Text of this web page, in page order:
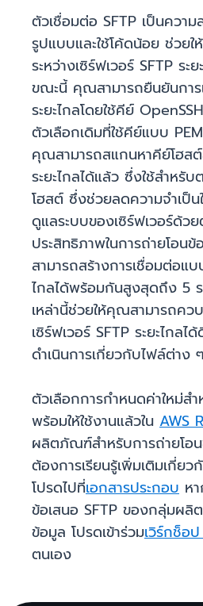
ตัวเชื่อมต่อ SFTP เป็นควา
รูปแบบและใช้โค้ดน้อย ช่วย
ระหว่างเซิร์ฟเวอร์ SFTP ร
ขณะนี้ คุณสามารถยืนยันการ
ระยะไกลโดยใช้คีย์
ตัวเลือกเดิมที่ใช้คีย์แบบ
คุณสามารถสแกนหาคีย์โฮสต์
ระยะไกลได้แล้ว ซึ่งใช้สำหรั
โฮสต์ ซึ่งช่วยลดความจำเป็
ดูแลระบบของเซิร์ฟเวอร์ด้ว
ประสิทธิภาพในการถ่ายโอน
สามารถสร้างการเชื่อมต่อแบ
ไกลได้พร้อมกันสูงสุดถึง 5
เหล่านี้ช่วยให้คุณสามารถค
เซิร์ฟเวอร์ SFTP ระยะไกล
ดำเนินการเกี่ยวกับไฟล์ต่าง ๆ
ตัวเลือกการกำหนดค่าใหม่ส
พร้อมให้ใช้งานแล้วใน AWS
ผลิตภัณฑ์สำหรับการถ่ายโอ
ต้องการเรียนรู้เพิ่มเติมเกี่ย
โปรดไปที่เอกสารประกอบ ห
ข้อเสนอ SFTP ของกลุ่มผลิ
ข้อมูล โปรดเข้าร่วมเวิร์กช็อ
ตนเอง